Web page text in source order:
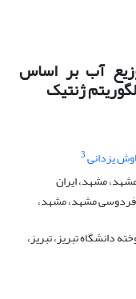
آب بر اساس
ژنتیک
یزدانی3
مشهد، ایران
مشهد، مشهد،
تبریز، تبریز،